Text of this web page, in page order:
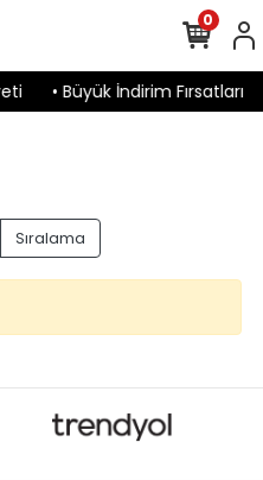
• Büyük İndirim Fırsatları
0
Sıralama